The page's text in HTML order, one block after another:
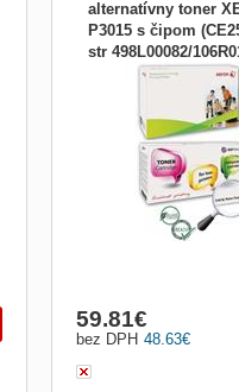
alternatívny toner
P3015 s čipom
str 498L00082/
alternatívny toner
LaserJet P3015 12.500
48.63€
bez DPH
59.81€